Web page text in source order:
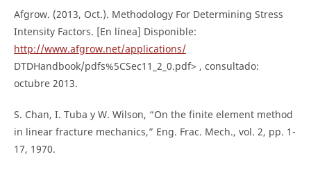
Afgrow. (2013, Oct.). Methodology For Determining Stress
Intensity Factors. [En línea] Disponible:
http://www.afgrow.net/applications/
DTDHandbook/pdfs%5CSec11_2_0.pdf> , consultado:
octubre 2013.
S. Chan, I. Tuba y W. Wilson, “On the finite element method
in linear fracture mechanics,” Eng. Frac. Mech., vol. 2, pp. 1-
17, 1970.